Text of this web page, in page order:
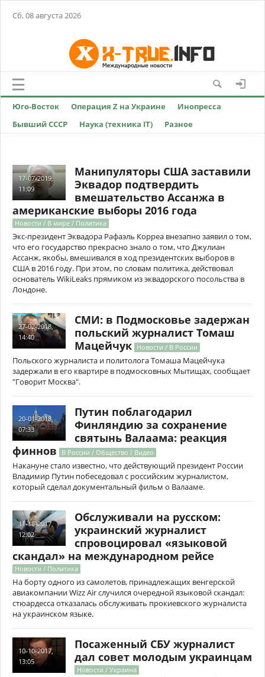
Сб, 08 августа 2026
Юго-Восток Операция Z на Украине
Инопресса
Бывший СССР
Наука (техника IT) Разное
17-07-2019,
11:09
Манипуляторы США заставили
Эквадор подтвердить
вмешательство Ассанжа в
американские выборы 2016 года
Новости / В мире / Политика
Экс-президент Эквадора Рафаэль Корреа внезапно заявил о том,
что его государство прекрасно знало о том, что Джулиан
Ассанж, якобы, вмешивался в ход президентских выборов в
США в 2016 году. При этом, по словам политика, действовал
основатель WikiLeaks прямиком из эквадорского посольства в
Лондоне.
27-02-2018,
14:40
СМИ: в Подмосковье задержан
польский журналист Томаш
Мацейчук Новости / В России
Польского журналиста и политолога Томаша Мацейчука
задержали в его квартире в подмосковных Мытищах, сообщает
"Говорит Москва".
20-01-2018,
07:33
Путин поблагодарил
Финляндию за сохранение
святынь Валаама: реакция
финнов
В России / Общество / Видео
Накануне стало известно, что действующий президент России
Владимир Путин побеседовал с российским журналистом,
который сделал документальный фильм о Валааме.
11-10-2017,
12:02
Обслуживали на русском:
украинский журналист
спровоцировал «языковой
скандал» на международном рейсе
Новости / Политика
На борту одного из самолетов, принадлежащих венгерской
авиакомпании Wizz Air случился очередной языковой скандал:
стюардесса отказалась обслуживать прокиевского журналиста
на украинском языке.
10-10-2017,
13:05
Посаженный СБУ журналист
дал совет молодым украинцам
Новости / Украина